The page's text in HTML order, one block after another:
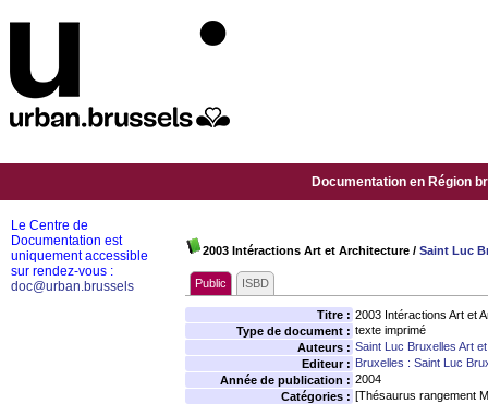
Documentation en Région
2003 Intéractions Art et Architecture / Saint Luc
Public ISBD
Titre : 2003 Intéractions Art et
Type de document : texte imprimé
Auteurs : Saint Luc Bruxelles Art
Editeur : Bruxelles : Saint Luc
Année de publication : 2004
Catégories : [Thésaurus rangement
Le Centre de
Documentation est
uniquement accessible
sur rendez-vous :
doc@urban.brussels